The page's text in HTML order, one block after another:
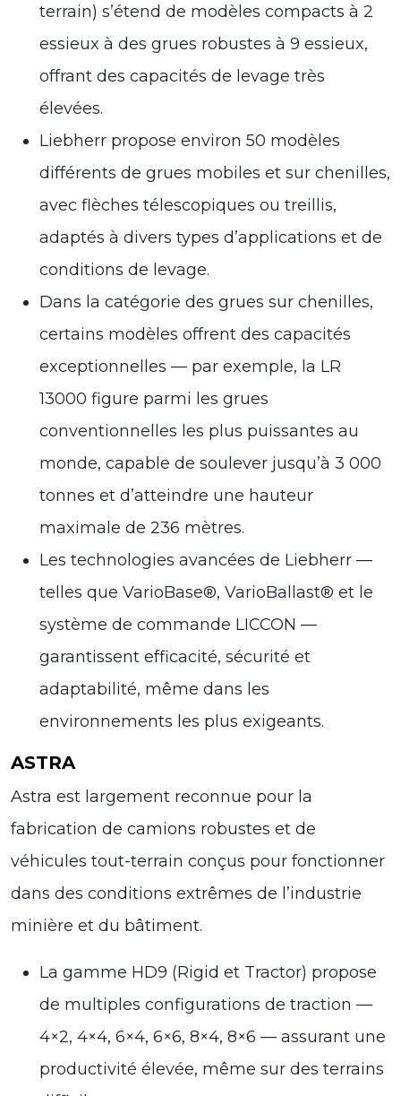
terrain) s’étend de modèles compacts à 2
essieux à des grues robustes à 9 essieux,
offrant des capacités de levage très
élevées.
Liebherr propose environ 50 modèles
différents de grues mobiles et sur chenilles,
avec flèches télescopiques ou treillis,
adaptés à divers types d’applications et de
conditions de levage.
Dans la catégorie des grues sur chenilles,
certains modèles offrent des capacités
exceptionnelles — par exemple, la LR
13000 figure parmi les grues
conventionnelles les plus puissantes au
monde, capable de soulever jusqu’à 3 000
tonnes et d’atteindre une hauteur
maximale de 236 mètres.
Les technologies avancées de Liebherr —
telles que VarioBase®, VarioBallast® et le
système de commande LICCON —
garantissent efficacité, sécurité et
adaptabilité, même dans les
environnements les plus exigeants.
ASTRA
Astra est largement reconnue pour la
fabrication de camions robustes et de
véhicules tout-terrain conçus pour fonctionner
dans des conditions extrêmes de l’industrie
minière et du bâtiment.
La gamme HD9 (Rigid et Tractor) propose
de multiples configurations de traction —
4×2, 4×4, 6×4, 6×6, 8×4, 8×6 — assurant une
productivité élevée, même sur des terrains